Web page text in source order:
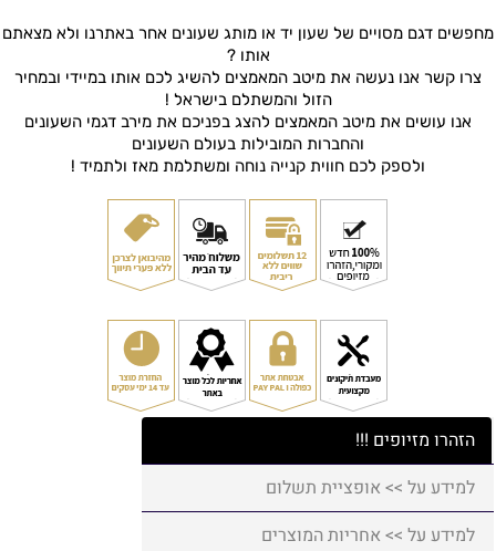
מחפשים דגם מסויים של שעון יד או מותג שעונים אחר באתרנו ולא מצאתם
אותו ?
צרו קשר אנו נעשה את מיטב המאמצים להשיג לכם אותו במיידי ובמחיר
הזול והמשתלם בישראל !
אנו עושים את מיטב המאמצים להצג בפניכם את מירב דגמי השעונים
והחברות המובילות בעולם השעונים
ולספק לכם חווית קנייה נוחה ומשתלמת מאז ולתמיד !
הזהרו מזיופים !!!
למידע על >> אופציית תשלום
למידע על >> אחריות המוצרים